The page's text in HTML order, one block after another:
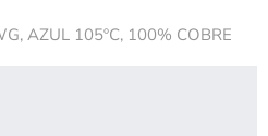
AZUL 105ºC, 100% COBRE